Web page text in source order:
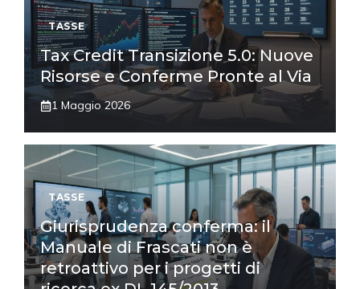
TASSE
Tax Credit Transizione 5.0: Nuove
Risorse e Conferme Pronte al Via
1 Maggio 2026
TASSE
Giurisprudenza conferma: il
Manuale di Frascati non è
retroattivo per i progetti di